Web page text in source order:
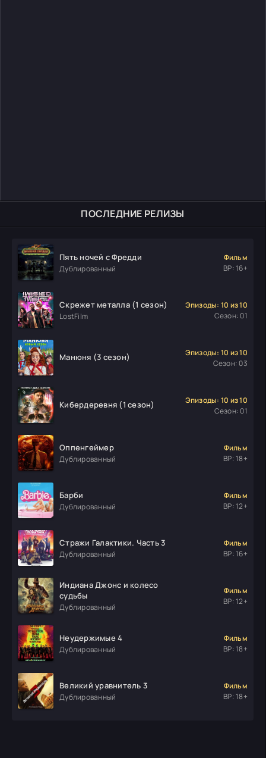
ПОСЛЕДНИЕ РЕЛИЗЫ
Пять ночей с Фредди
Дублированный
Фильм
ВР: 16+
Скрежет металла (1 сезон)
LostFilm
Эпизоды: 10 из 10
Сезон: 01
Манюня (3 сезон)
Эпизоды: 10 из 10
Сезон: 03
Кибердеревня (1 сезон)
Эпизоды: 10 из 10
Сезон: 01
Оппенгеймер
Дублированный
Фильм
ВР: 18+
Барби
Дублированный
Фильм
ВР: 12+
Стражи Галактики. Часть 3
Дублированный
Фильм
ВР: 16+
Индиана Джонс и колесо
судьбы
Дублированный
Фильм
ВР: 12+
Неудержимые 4
Дублированный
Фильм
ВР: 18+
Великий уравнитель 3
Дублированный
Фильм
ВР: 18+